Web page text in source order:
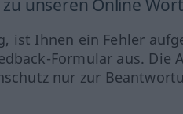
ist Ihnen ein Fehler
Formular aus.
nur zur